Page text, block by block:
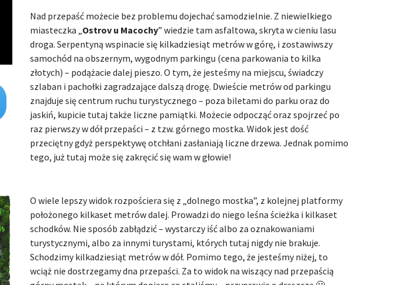
Nad przepaść możecie bez problemu dojechać samodzielnie. Z niewielkiego
miasteczka „Ostrov u Macochy” wiedzie tam asfaltowa, skryta w cieniu lasu
droga. Serpentyną wspinacie się kilkadziesiąt metrów w górę, i zostawiwszy
samochód na obszernym, wygodnym parkingu (cena parkowania to kilka
złotych) – podążacie dalej pieszo. O tym, że jesteśmy na miejscu, świadczy
szlaban i pachołki zagradzające dalszą drogę. Dwieście metrów od parkingu
znajduje się centrum ruchu turystycznego – poza biletami do parku oraz do
jaskiń, kupicie tutaj także liczne pamiątki. Możecie odpocząć oraz spojrzeć po
raz pierwszy w dół przepaści – z tzw. górnego mostka. Widok jest dość
przeciętny gdyż perspektywę otchłani zasłaniają liczne drzewa. Jednak pomimo
tego, już tutaj może się zakręcić się wam w głowie!
O wiele lepszy widok rozpościera się z „dolnego mostka”, z kolejnej platformy
położonego kilkaset metrów dalej. Prowadzi do niego leśna ścieżka i kilkaset
schodków. Nie sposób zabłądzić – wystarczy iść albo za oznakowaniami
turystycznymi, albo za innymi turystami, których tutaj nigdy nie brakuje.
Schodzimy kilkadziesiąt metrów w dół. Pomimo tego, że jesteśmy niżej, to
wciąż nie dostrzegamy dna przepaści. Za to widok na wiszący nad przepaścią